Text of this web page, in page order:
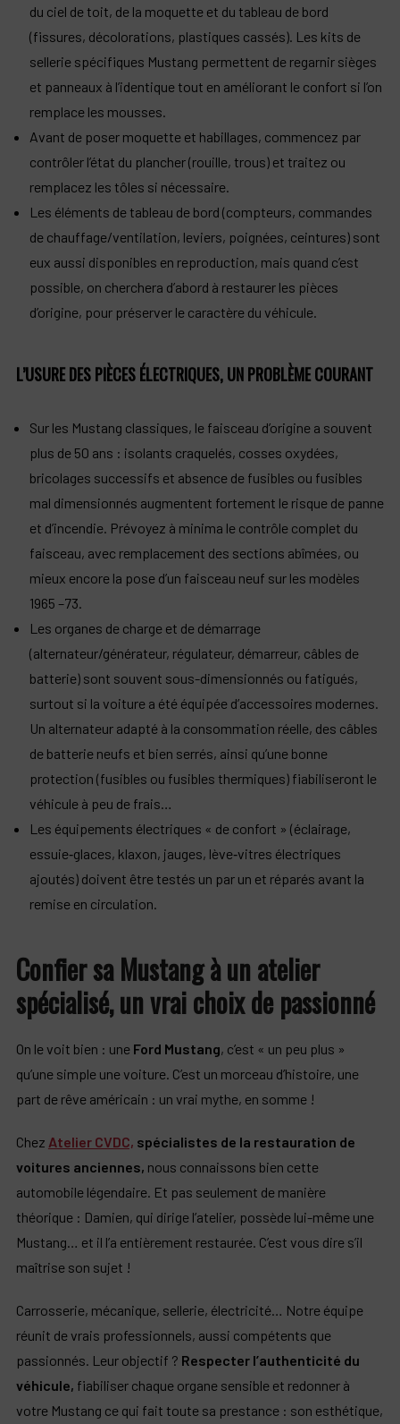
du ciel de toit, de la moquette et du tableau de bord
(fissures, décolorations, plastiques cassés). Les kits de
sellerie spécifiques Mustang permettent de regarnir sièges
et panneaux à l’identique tout en améliorant le confort si l’on
remplace les mousses.​
Avant de poser moquette et habillages, commencez par
contrôler l’état du plancher (rouille, trous) et traitez ou
remplacez les tôles si nécessaire.
Les éléments de tableau de bord (compteurs, commandes
de chauffage/ventilation, leviers, poignées, ceintures) sont
eux aussi disponibles en reproduction, mais quand c’est
possible, on cherchera d’abord à restaurer les pièces
d’origine, pour préserver le caractère du véhicule.​
L’USURE DES PIÈCES ÉLECTRIQUES, UN PROBLÈME COURANT
Sur les Mustang classiques, le faisceau d’origine a souvent
plus de 50 ans : isolants craquelés, cosses oxydées,
bricolages successifs et absence de fusibles ou fusibles
mal dimensionnés augmentent fortement le risque de panne
et d’incendie. Prévoyez à minima le contrôle complet du
faisceau, avec remplacement des sections abîmées, ou
mieux encore la pose d’un faisceau neuf sur les modèles
1965 –73.​
Les organes de charge et de démarrage
(alternateur/générateur, régulateur, démarreur, câbles de
batterie) sont souvent sous-dimensionnés ou fatigués,
surtout si la voiture a été équipée d’accessoires modernes.
Un alternateur adapté à la consommation réelle, des câbles
de batterie neufs et bien serrés, ainsi qu’une bonne
protection (fusibles ou fusibles thermiques) fiabiliseront le
véhicule à peu de frais…
Les équipements électriques « de confort » (éclairage,
essuie‑glaces, klaxon, jauges, lève‑vitres électriques
ajoutés) doivent être testés un par un et réparés avant la
remise en circulation.
Confier sa Mustang à un atelier
spécialisé, un vrai choix de passionné
On le voit bien : une Ford Mustang, c’est « un peu plus »
qu’une simple une voiture. C’est un morceau d’histoire, une
part de rêve américain : un vrai mythe, en somme !
Chez Atelier CVDC, spécialistes de la restauration de
voitures anciennes, nous connaissons bien cette
automobile légendaire. Et pas seulement de manière
théorique : Damien, qui dirige l’atelier, possède lui-même une
Mustang… et il l’a entièrement restaurée. C’est vous dire s’il
maîtrise son sujet !
Carrosserie, mécanique, sellerie, électricité… Notre équipe
réunit de vrais professionnels, aussi compétents que
passionnés. Leur objectif ? Respecter l’authenticité du
véhicule, fiabiliser chaque organe sensible et redonner à
votre Mustang ce qui fait toute sa prestance : son esthétique,